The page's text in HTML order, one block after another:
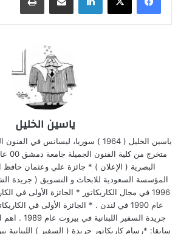
ياسين الخليل
ياسين الخليل ( 1964 ) سوريا، ليسانس
البصرية ( الإعلان ) * جائزة علي وعثمان حافظ
المؤسسة السعودية للابحاث و التسويق ( جريدة
1996 في مجال الكاريكاتور * الجائزة الأولى في
عام 1990 في لندن . * الجائزة الأولى قي
جريدة السفير